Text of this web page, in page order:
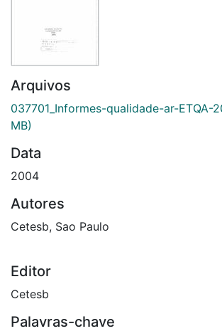
Arquivos
037701_Informes-qualidade-ar-ETQA-
MB)
Data
2004
Autores
Cetesb, Sao Paulo
Editor
Cetesb
Palavras-chave